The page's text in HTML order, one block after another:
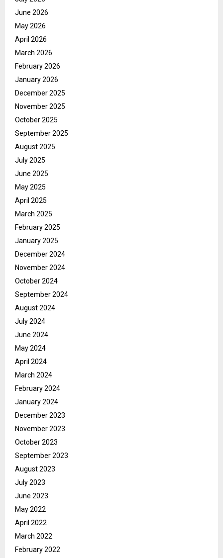
June 2026
May 2026
April 2026
March 2026
February 2026
January 2026
December 2025
November 2025
October 2025
September 2025
August 2025
July 2025
June 2025
May 2025
April 2025
March 2025
February 2025
January 2025
December 2024
November 2024
October 2024
September 2024
August 2024
July 2024
June 2024
May 2024
April 2024
March 2024
February 2024
January 2024
December 2023
November 2023
October 2023
September 2023
August 2023
July 2023
June 2023
May 2022
April 2022
March 2022
February 2022